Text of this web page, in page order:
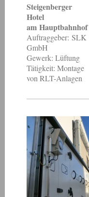
Steigenberger
Hotel
am Hauptbahnhof
Auftraggeber: SLK
GmbH
Gewerk: Lüftung
Tätigkeit: Montage
von RLT-Anlagen